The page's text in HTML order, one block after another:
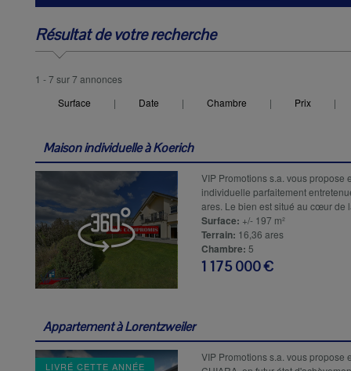
Résultat de votre recherche
1 - 7 sur 7 annonces
Surface
| Date | Chambre | Prix |
Maison individuelle àKoerich
VIP Promotions s.a. vous propose
individuelle parfaitement
ares. Le bien est situé au cœur de
Surface: +/- 197 m²
Terrain: 16,36 ares
Chambre: 5
1 175 000 €
Appartement àLorentzweiler
LIVRÉ CETTE ANNÉE
VIP Promotions s.a. vous propose